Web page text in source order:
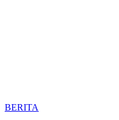
BERITA